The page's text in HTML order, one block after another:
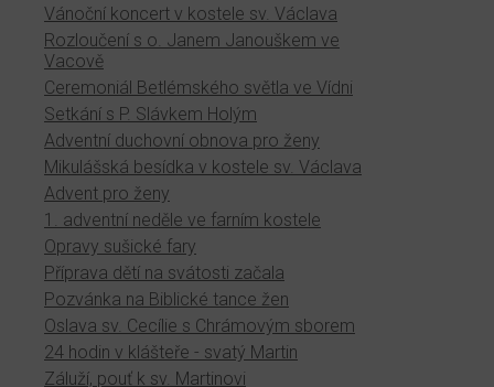
Vánoční koncert v kostele sv. Václava
Rozloučení s o. Janem Janouškem ve
Vacově
Ceremoniál Betlémského světla ve Vídni
Setkání s P. Slávkem Holým
Adventní duchovní obnova pro ženy
Mikulášská besídka v kostele sv. Václava
Advent pro ženy
1. adventní neděle ve farním kostele
Opravy sušické fary
Příprava dětí na svátosti začala
Pozvánka na Biblické tance žen
Oslava sv. Cecílie s Chrámovým sborem
24 hodin v klášteře - svatý Martin
Záluží, pouť k sv. Martinovi